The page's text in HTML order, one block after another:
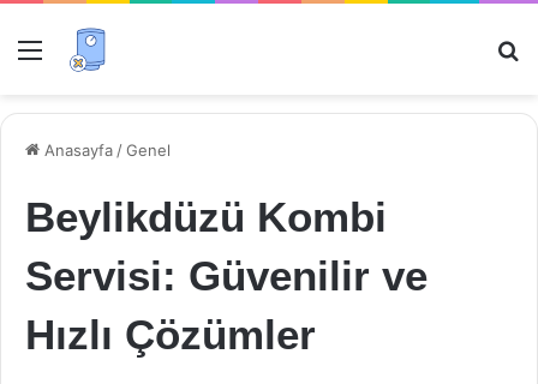
Menü
Anasayfa /Genel
Beylikdüzü Kombi
Servisi: Güvenilir ve
Hızlı Çözümler